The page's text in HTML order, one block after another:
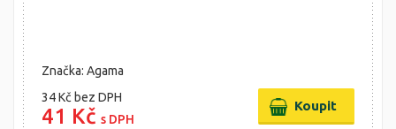
Značka: Agama
34 Kč bez DPH
41 Kč s DPH